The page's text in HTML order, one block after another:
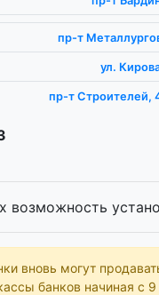
пр-т
ул.
пр-т Строителей,
вновь могут
банков начиная с